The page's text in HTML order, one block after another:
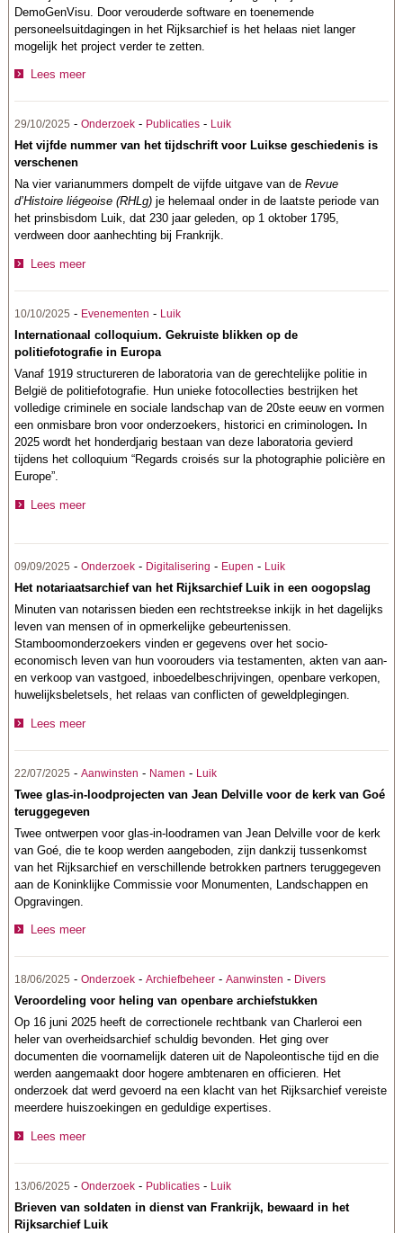
DemoGenVisu. Door verouderde software en toenemende
personeelsuitdagingen in het Rijksarchief is het helaas niet langer
mogelijk het project verder te zetten.
Lees meer
29/10/2025 -Onderzoek - Publicaties - Luik
Het vijfde nummer van het tijdschrift voor Luikse geschiedenis is
verschenen
Na vier varianummers dompelt de vijfde uitgave van deRevue
d’Histoire liégeoise (RHLg) je helemaal onder in de laatste periode van
het prinsbisdom Luik, dat 230 jaar geleden, op 1 oktober 1795,
verdween door aanhechting bij Frankrijk.
Lees meer
10/10/2025 - Evenementen - Luik
Internationaal colloquium. Gekruiste blikken op de
politiefotografie in Europa
Vanaf 1919 structureren de laboratoria van de gerechtelijke politie in
België de politiefotografie. Hun unieke fotocollecties bestrijken het
volledige criminele en sociale landschap van de 20ste eeuw en vormen
een onmisbare bron voor onderzoekers, historici en criminologen. In
2025 wordt het honderdjarig bestaan van deze laboratoria gevierd
tijdens het colloquium “Regards croisés sur la photographie policière en
Europe”.
Lees meer
09/09/2025 -Onderzoek - Digitalisering - Eupen - Luik
Het notariaatsarchief van het Rijksarchief Luik in een oogopslag
Minuten van notarissen bieden een rechtstreekse inkijk in het dagelijks
leven van mensen of in opmerkelijke gebeurtenissen.
Stamboomonderzoekers vinden er gegevens over het socio-
economisch leven van hun voorouders via testamenten, akten van aan-
en verkoop van vastgoed, inboedelbeschrijvingen, openbare verkopen,
huwelijksbeletsels, het relaas van conflicten of geweldplegingen.
Lees meer
22/07/2025 -Aanwinsten - Namen - Luik
Twee glas-in-loodprojecten van Jean Delville voor de kerk van Goé
teruggegeven
Twee ontwerpen voor glas-in-loodramen van Jean Delville voor de kerk
van Goé, die te koop werden aangeboden, zijn dankzij tussenkomst
van het Rijksarchief en verschillende betrokken partners teruggegeven
aan de Koninklijke Commissie voor Monumenten, Landschappen en
Opgravingen.
Lees meer
18/06/2025 -Onderzoek -Archiefbeheer -Aanwinsten - Divers
Veroordeling voor heling van openbare archiefstukken
Op 16 juni 2025 heeft de correctionele rechtbank van Charleroi een
heler van overheidsarchief schuldig bevonden. Het ging over
documenten die voornamelijk dateren uit de Napoleontische tijd en die
werden aangemaakt door hogere ambtenaren en officieren. Het
onderzoek dat werd gevoerd na een klacht van het Rijksarchief vereiste
meerdere huiszoekingen en geduldige expertises.
Lees meer
13/06/2025 -Onderzoek - Publicaties - Luik
Brieven van soldaten in dienst van Frankrijk, bewaard in het
Rijksarchief Luik